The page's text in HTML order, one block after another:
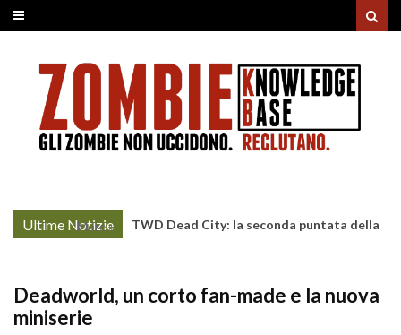
Ultime Notizie
More »
TWD Dead City: la seconda puntata della
Deadworld, un corto fan-made e la nuova
miniserie